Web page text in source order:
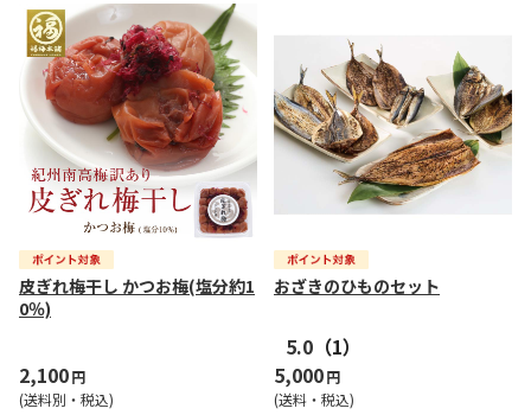
皮ぎれ梅干し かつお梅(塩分約1
0％)
2,100円
(送料別・税込)
おざきのひものセット
5.0 （1）
5,000円
(送料・税込)